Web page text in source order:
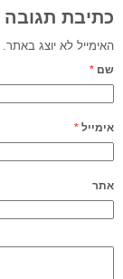
כתיבת תגובה
האימייל לא יוצג באתר. (
שם*
אימייל*
אתר